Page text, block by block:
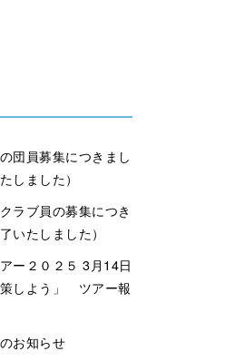
団員募集につきまし
しました）
ラブ員の募集につき
いたしました）
ー２０２５ 3月14日
策しよう」 ツアー報
お知らせ